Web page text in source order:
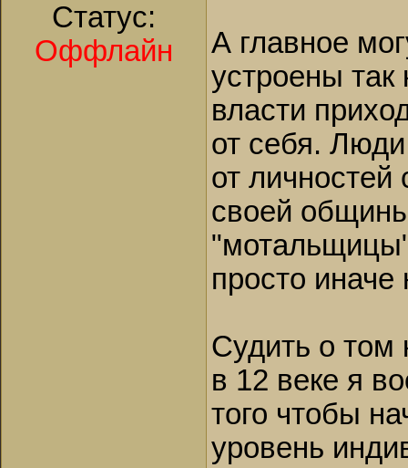
Статус:
Оффлайн
А главное
устроены
власти
от себя.
от личностей
своей
просто иначе
Судить о том
в 12 веке я
того чтобы
уровень